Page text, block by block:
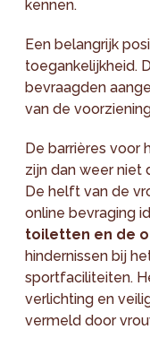
kennen.
Een belangrijk
toegankelijkheid.
bevraagden
van de
De barrières voor
zijn dan weer niet
De helft van de
online bevraging
toiletten en de
hindernissen bij
sportfaciliteiten.
verlichting en
vermeld door